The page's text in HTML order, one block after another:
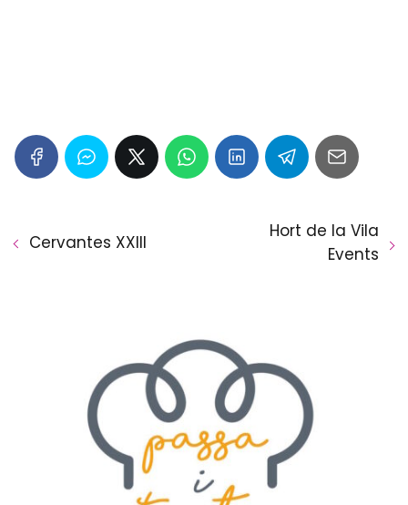
Cervantes XXIII
Hort de la Vila
Events